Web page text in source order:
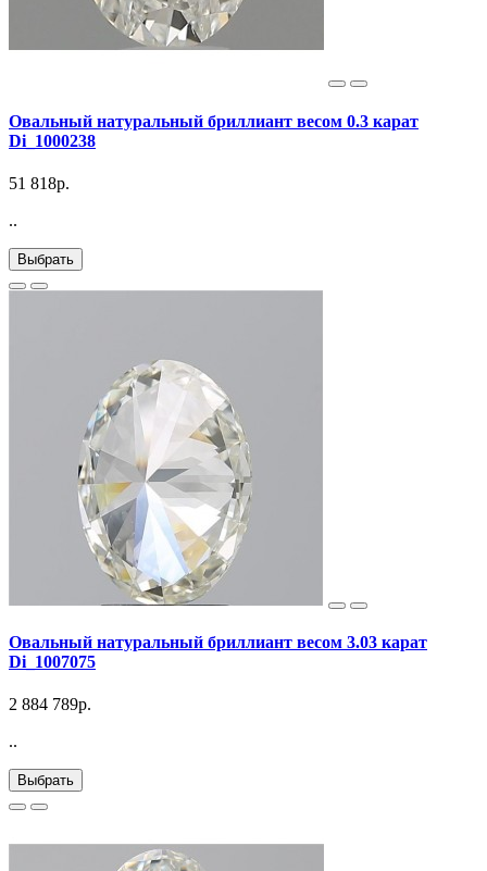
Овальный натуральный бриллиант весом 0.3 карат
Di_1000238
51 818р.
..
Выбрать
Овальный натуральный бриллиант весом 3.03 карат
Di_1007075
2 884 789р.
..
Выбрать